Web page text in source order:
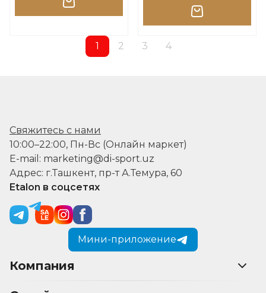
1 2 3 4
Свяжитесь с нами
10:00–22:00, Пн-Вс (Онлайн маркет)
E-mail: marketing@di-sport.uz
Адрес: г.Ташкент, пр-т А.Темура, 60
Etalon в соцсетях
Мини-приложение
Компания